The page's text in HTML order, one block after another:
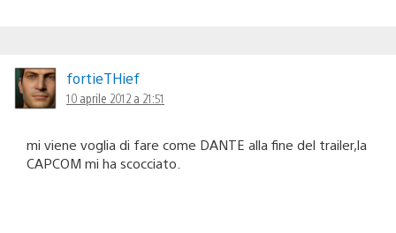
fortieTHief
10 aprile 2012 a 21:51
mi viene voglia di fare come DANTE alla fine del trailer,la
CAPCOM mi ha scocciato.